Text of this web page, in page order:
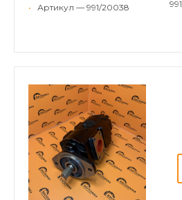
• Артикул — 991/20038